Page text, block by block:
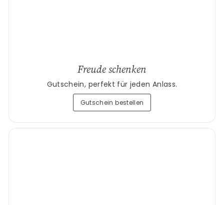
Freude schenken
Gutschein, perfekt für jeden Anlass.
Gutschein bestellen